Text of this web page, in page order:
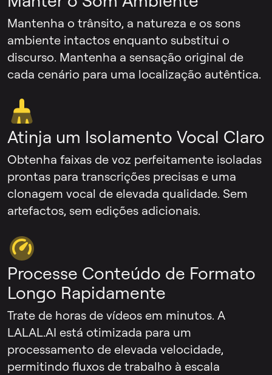
Mantenha o trânsito, a natureza e os sons
ambiente intactos enquanto substitui o
discurso. Mantenha a sensação original de
cada cenário para uma localização autêntica.
Atinja um Isolamento Vocal Claro
Obtenha faixas de voz perfeitamente isoladas
prontas para transcrições precisas e uma
clonagem vocal de elevada qualidade. Sem
artefactos, sem edições adicionais.
Processe Conteúdo de Formato
Longo Rapidamente
Trate de horas de vídeos em minutos. A
LALAL.AI está otimizada para um
processamento de elevada velocidade,
permitindo fluxos de trabalho à escala